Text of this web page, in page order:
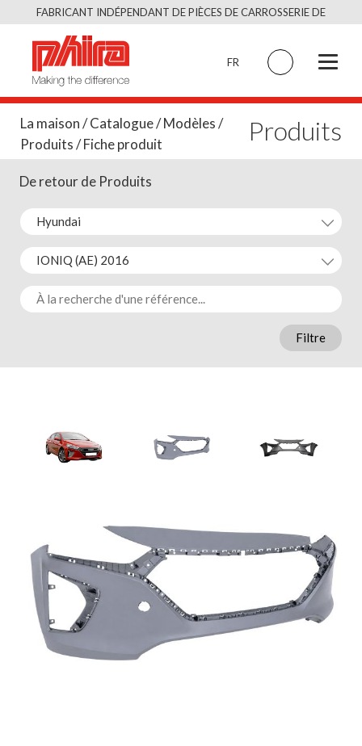
Skip
FABRICANT INDÉPENDANT DE PIÈCES DE CARROSSERIE DE
FR
La maison/Catalogue/Modèles/
Produits/ Fiche produit Produits
De retour de Produits
Filtre